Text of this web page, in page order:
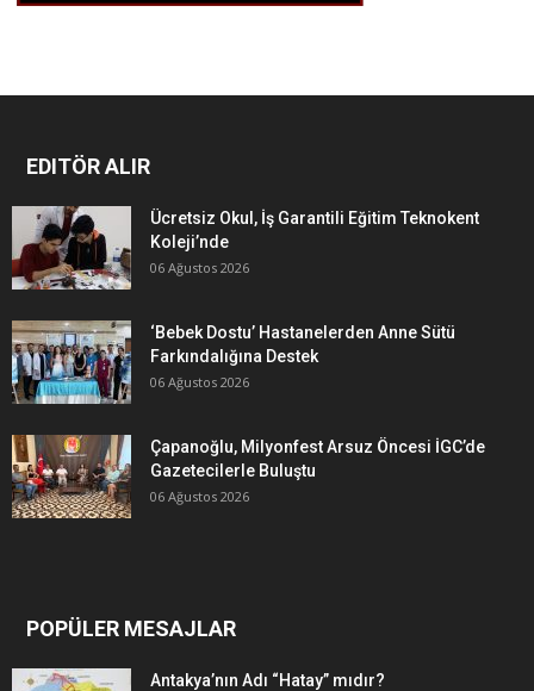
EDITÖR ALIR
Ücretsiz Okul, İş Garantili Eğitim Teknokent
Koleji’nde
06 Ağustos 2026
‘Bebek Dostu’ Hastanelerden Anne Sütü
Farkındalığına Destek
06 Ağustos 2026
Çapanoğlu, Milyonfest Arsuz Öncesi İGC’de
Gazetecilerle Buluştu
06 Ağustos 2026
POPÜLER MESAJLAR
Antakya’nın Adı “Hatay” mıdır?